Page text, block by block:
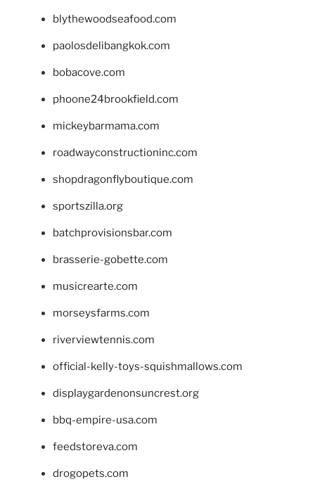
blythewoodseafood.com
paolosdelibangkok.com
bobacove.com
phoone24brookfield.com
mickeybarmama.com
roadwayconstructioninc.com
shopdragonflyboutique.com
sportszilla.org
batchprovisionsbar.com
brasserie-gobette.com
musicrearte.com
morseysfarms.com
riverviewtennis.com
official-kelly-toys-squishmallows.com
displaygardenonsuncrest.org
bbq-empire-usa.com
feedstoreva.com
drogopets.com